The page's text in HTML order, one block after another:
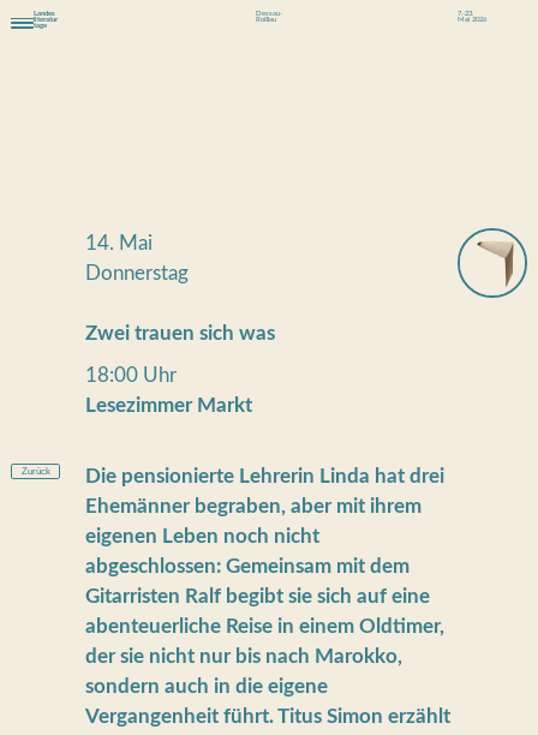
Landes
literatur
tage
Dessau-
Roßlau
7.-23.
Mai 2026
Zurück
14. Mai
Donnerstag
Zwei trauen sich was
18:00 Uhr
Lesezimmer Markt
Die pensionierte Lehrerin Linda hat drei
Ehemänner begraben, aber mit ihrem
eigenen Leben noch nicht
abgeschlossen: Gemeinsam mit dem
Gitarristen Ralf begibt sie sich auf eine
abenteuerliche Reise in einem Oldtimer,
der sie nicht nur bis nach Marokko,
sondern auch in die eigene
Vergangenheit führt. Titus Simon erzählt